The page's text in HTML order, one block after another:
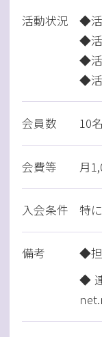
活動状況
◆活
◆
◆活
◆活
会員数 10名
会費等 月
入会条件 特
備考
◆担
◆